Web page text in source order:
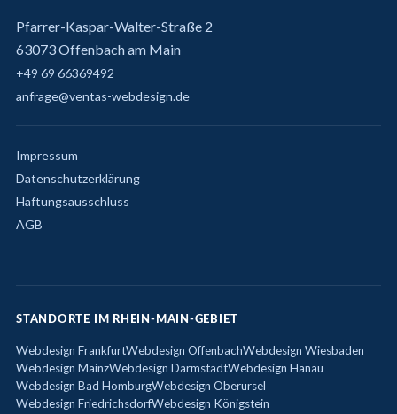
Pfarrer-Kaspar-Walter-Straße 2
63073 Offenbach am Main
+49 69 66369492
anfrage@ventas-webdesign.de
Impressum
Datenschutzerklärung
Haftungsausschluss
AGB
STANDORTE IM RHEIN-MAIN-GEBIET
Webdesign FrankfurtWebdesign OffenbachWebdesign Wiesbaden
Webdesign MainzWebdesign DarmstadtWebdesign Hanau
Webdesign Bad HomburgWebdesign Oberursel
Webdesign FriedrichsdorfWebdesign Königstein